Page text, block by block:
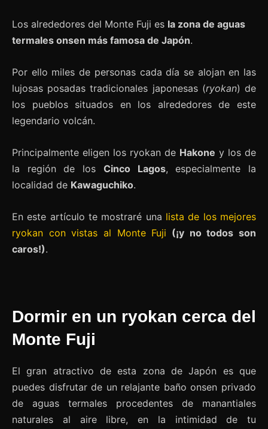
Los alrededores del Monte Fuji es la zona de aguas
termales onsen más famosa de Japón.
Por ello miles de personas cada día se alojan en las
lujosas posadas tradicionales japonesas (ryokan) de
los pueblos situados en los alrededores de este
legendario volcán.
Principalmente eligen los ryokan de Hakone y los de
la región de los Cinco Lagos, especialmente la
localidad de Kawaguchiko.
En este artículo te mostraré una lista de los mejores
ryokan con vistas al Monte Fuji (¡y no todos son
caros!).
Dormir en un ryokan cerca del
Monte Fuji
El gran atractivo de esta zona de Japón es que
puedes disfrutar de un relajante baño onsen privado
de aguas termales procedentes de manantiales
naturales al aire libre, en la intimidad de tu